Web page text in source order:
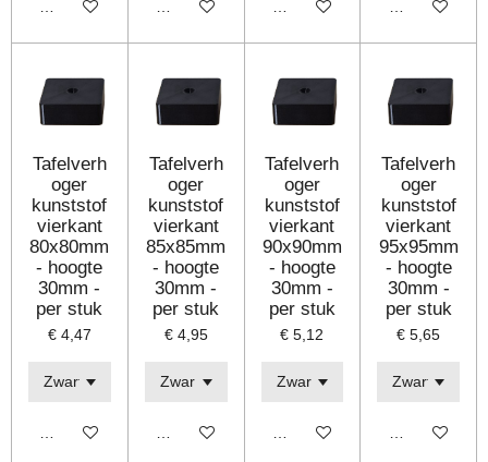
Bekijk details Bekijk details Bekijk details Bekijk details
Tafelverh
oger
kunststof
vierkant
80x80mm
- hoogte
30mm -
per stuk
€ 4,47
Bekijk details
Tafelverh
oger
kunststof
vierkant
85x85mm
- hoogte
30mm -
per stuk
€ 4,95
Bekijk details
Tafelverh
oger
kunststof
vierkant
90x90mm
- hoogte
30mm -
per stuk
€ 5,12
Bekijk details
Tafelverh
oger
kunststof
vierkant
95x95mm
- hoogte
30mm -
per stuk
€ 5,65
Bekijk details